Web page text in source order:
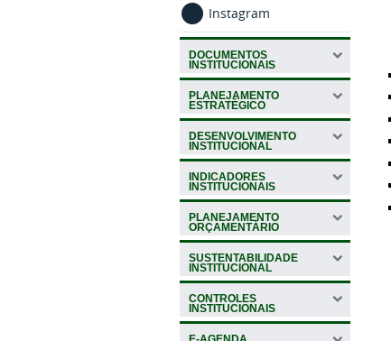
Instagram
DOCUMENTOS
INSTITUCIONAIS
PLANEJAMENTO
ESTRATÉGICO
DESENVOLVIMENTO
INSTITUCIONAL
INDICADORES
INSTITUCIONAIS
PLANEJAMENTO
ORÇAMENTÁRIO
SUSTENTABILIDADE
INSTITUCIONAL
CONTROLES
INSTITUCIONAIS